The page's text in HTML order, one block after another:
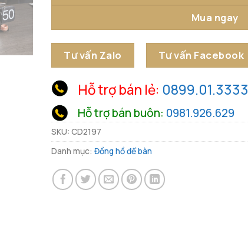
Mua ngay
Tư vấn Zalo Tư vấn Facebook
Hỗ trợ bán lẻ: 0899.01.3333
Hỗ trợ bán buôn: 0981.926.629
SKU: CD2197
Danh mục: Đồng hồ để bàn